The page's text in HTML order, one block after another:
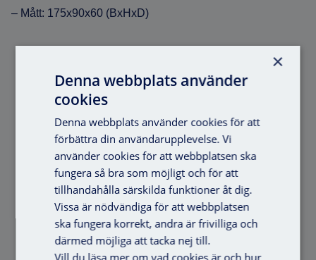
– Mått: 175x90x60 (BxHxD)
Liknande produkter
×
Denna webbplats använder
cookies
Denna webbplats använder cookies för att
förbättra din användarupplevelse. Vi
använder cookies för att webbplatsen ska
fungera så bra som möjligt och för att
tillhandahålla särskilda funktioner åt dig.
Vissa är nödvändiga för att webbplatsen
ska fungera korrekt, andra är frivilliga och
därmed möjliga att tacka nej till.
Vill du läsa mer om vad cookies är och hur